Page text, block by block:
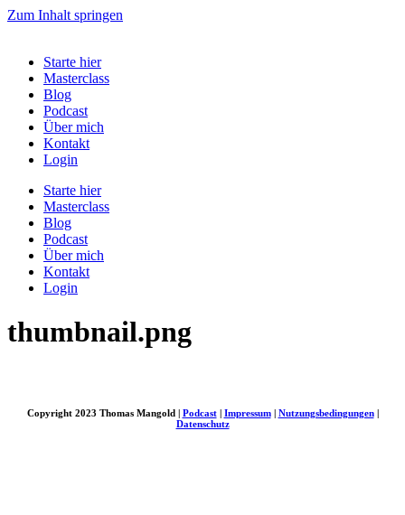
Zum Inhalt springen
Starte hier
Masterclass
Blog
Podcast
Über mich
Kontakt
Login
Starte hier
Masterclass
Blog
Podcast
Über mich
Kontakt
Login
thumbnail.png
Copyright 2023 Thomas Mangold | Podcast| Impressum| Nutzungsbedingungen|
Datenschutz